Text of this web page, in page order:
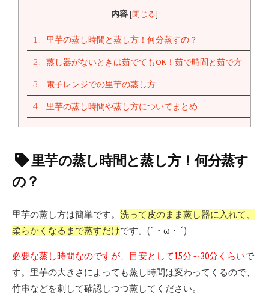
内容[閉じる]
1 里芋の蒸し時間と蒸し方！何分蒸すの？
2 蒸し器がないときは茹でてもOK！茹で時間と茹で方
3 電子レンジでの里芋の蒸し方
4 里芋の蒸し時間や蒸し方についてまとめ
里芋の蒸し時間と蒸し方！何分蒸す
の？
里芋の蒸し方は簡単です。 洗って皮のまま蒸し器に入れて、
柔らかくなるまで蒸すだけです。(`・ω・´)
必要な蒸し時間なのですが、目安として15分～30分くらいで
す。里芋の大きさによっても蒸し時間は変わってくるので、
竹串などを刺して確認しつつ蒸してください。